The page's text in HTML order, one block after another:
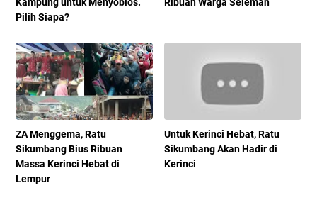
Kampung untuk Menyoblos.
Pilih Siapa?
Ribuan Warga Seleman
ZA Menggema, Ratu
Sikumbang Bius Ribuan
Massa Kerinci Hebat di
Lempur
Untuk Kerinci Hebat, Ratu
Sikumbang Akan Hadir di
Kerinci